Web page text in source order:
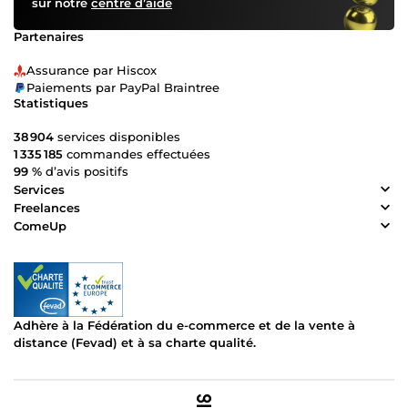
Partenaires
Assurance par Hiscox
Paiements par PayPal Braintree
Statistiques
38 904 services disponibles
1 335 185 commandes effectuées
99 % d’avis positifs
Services
Freelances
ComeUp
Adhère à la Fédération du e-commerce et de la vente à
distance (Fevad) et à sa charte qualité.